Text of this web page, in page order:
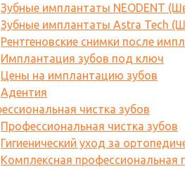
Зубные имплантаты NEODENT
Зубные имплантаты Astra Tech
Рентгеновские снимки после
Имплантация зубов под ключ
Цены на имплантацию зубов
Адентия
чистка зубов
Профессиональная чистка зубов
Гигиенический уход за
Комплексная профессиональная